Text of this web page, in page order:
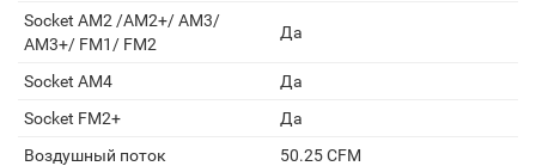
Socket AM2 /АМ2+/ АМ3/
AM3+/ FM1/ FM2
Да
Socket AM4
Да
Socket FM2+
Да
Воздушный поток
50.25 CFM